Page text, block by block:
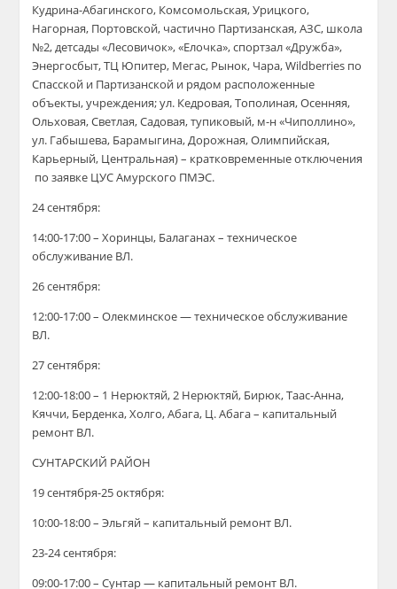
Кудрина-Абагинского, Комсомольская, Урицкого,
Нагорная, Портовской, частично Партизанская, АЗС, школа
№2, детсады «Лесовичок», «Елочка», спортзал «Дружба»,
Энергосбыт, ТЦ Юпитер, Мегас, Рынок, Чара, Wildberries по
Спасской и Партизанской и рядом расположенные
объекты, учреждения; ул. Кедровая, Тополиная, Осенняя,
Ольховая, Светлая, Садовая, тупиковый, м-н «Чиполлино»,
ул. Габышева, Барамыгина, Дорожная, Олимпийская,
Карьерный, Центральная) – кратковременные отключения
по заявке ЦУС Амурского ПМЭС.
24 сентября:
14:00-17:00 – Хоринцы, Балаганах –техническое
обслуживание ВЛ.
26 сентября:
12:00-17:00 – Олекминское —техническое обслуживание
ВЛ.
27 сентября:
12:00-18:00 – 1 Нерюктяй, 2 Нерюктяй, Бирюк, Таас-Анна,
Кяччи, Берденка, Холго, Абага, Ц. Абага – капитальный
ремонт ВЛ.
СУНТАРСКИЙ РАЙОН
19 сентября-25 октября:
10:00-18:00 – Эльгяй – капитальный ремонт ВЛ.
23-24 сентября:
09:00-17:00 – Сунтар — капитальный ремонт ВЛ.